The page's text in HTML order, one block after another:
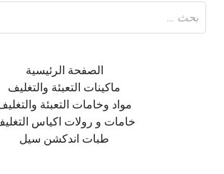
عن:
الصفحة الرئيسية
ماكينات التعبئة والتغليف
مواد وخامات التعبئة والتغليف
خامات و رولات اكياس التغليف
طبات اندكشن سيل